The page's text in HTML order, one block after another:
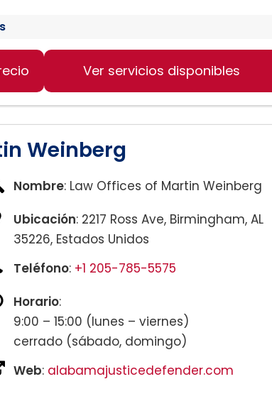
Ver servicios disponibles
Weinberg
Nombre: Law Offices of Martin Weinberg
Ubicación: 2217 Ross Ave, Birmingham, AL
35226, Estados Unidos
Teléfono: +1 205-785-5575
Horario:
9:00 – 15:00 (lunes – viernes)
cerrado (sábado, domingo)
Web: alabamajusticedefender.com